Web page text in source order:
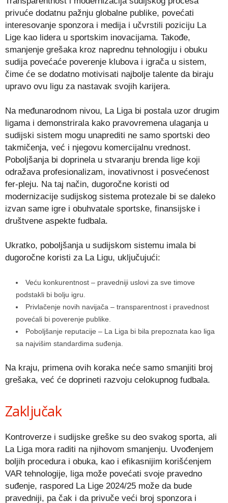
privuće dodatnu pažnju globalne publike, povećati
interesovanje sponzora i medija i učvrstili poziciju La
Lige kao lidera u sportskim inovacijama. Takođe,
smanjenje grešaka kroz naprednu tehnologiju i obuku
sudija povećaće poverenje klubova i igrača u sistem,
čime će se dodatno motivisati najbolje talente da biraju
upravo ovu ligu za nastavak svojih karijera.
Na međunarodnom nivou, La Liga bi postala uzor drugim
ligama i demonstrirala kako pravovremena ulaganja u
sudijski sistem mogu unaprediti ne samo sportski deo
takmičenja, već i njegovu komercijalnu vrednost.
Poboljšanja bi doprinela u stvaranju brenda lige koji
odražava profesionalizam, inovativnost i posvećenost
fer-pleju. Na taj način, dugoročne koristi od
modernizacije sudijskog sistema protezale bi se daleko
izvan same igre i obuhvatale sportske, finansijske i
društvene aspekte fudbala.
Ukratko, poboljšanja u sudijskom sistemu imala bi
dugoročne koristi za La Ligu, uključujući:
Veću konkurentnost – pravedniji uslovi za sve timove
podstakli bi bolju igru.
Privlačenje novih navijača – transparentnost i pravednost
povećali bi poverenje publike.
Poboljšanje reputacije – La Liga bi bila prepoznata kao liga
sa najvišim standardima suđenja.
Na kraju, primena ovih koraka neće samo smanjiti broj
grešaka, već će doprineti razvoju celokupnog fudbala.
Zaključak
Kontroverze i sudijske greške su deo svakog sporta, ali
La Liga mora raditi na njihovom smanjenju. Uvođenjem
boljih procedura i obuka, kao i efikasnijim korišćenjem
VAR tehnologije, liga može povećati svoje pravedno
suđenje, raspored La Lige 2024/25 može da bude
pravedniji, pa čak i da privuče veći broj sponzora i